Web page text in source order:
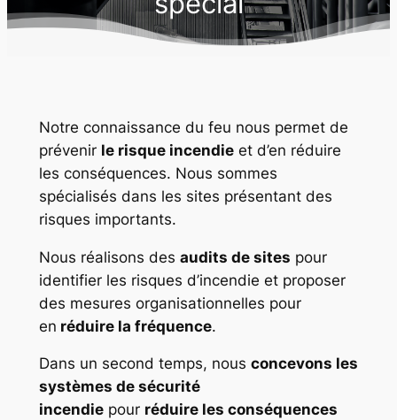
Notre connaissance du feu nous permet de
prévenir le risque incendieet d’en réduire
les conséquences. Nous sommes
spécialisés dans les sites présentant des
risques importants.
Nous réalisons des audits de sites pour
identifier les risques d’incendie et proposer
des mesures organisationnelles pour
en réduire la fréquence.
Dans un second temps, nous concevons les
systèmes de sécurité
incendiepour réduire les conséquences